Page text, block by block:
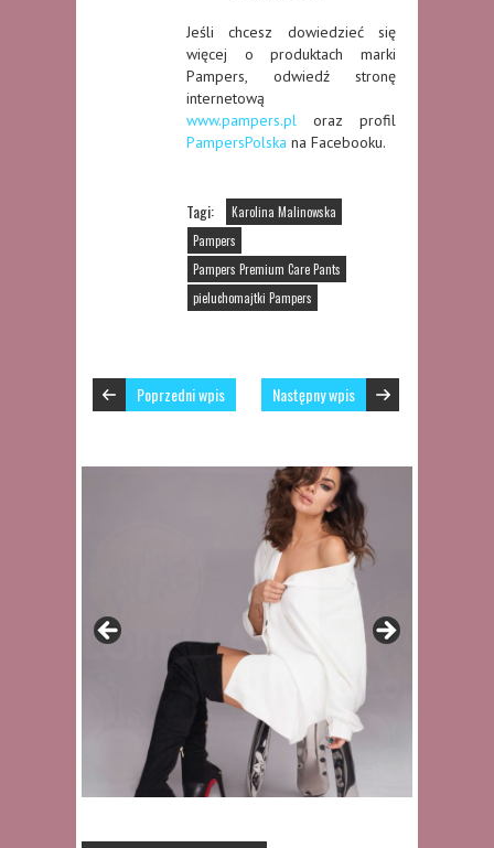
Jeśli chcesz dowiedzieć się
więcej o produktach marki
Pampers, odwiedź stronę
internetową
www.pampers.pl oraz profil
PampersPolska na Facebooku.
Tagi:
Karolina Malinowska
Pampers
Pampers Premium Care Pants
pieluchomajtki Pampers
Poprzedni wpis Następny wpis